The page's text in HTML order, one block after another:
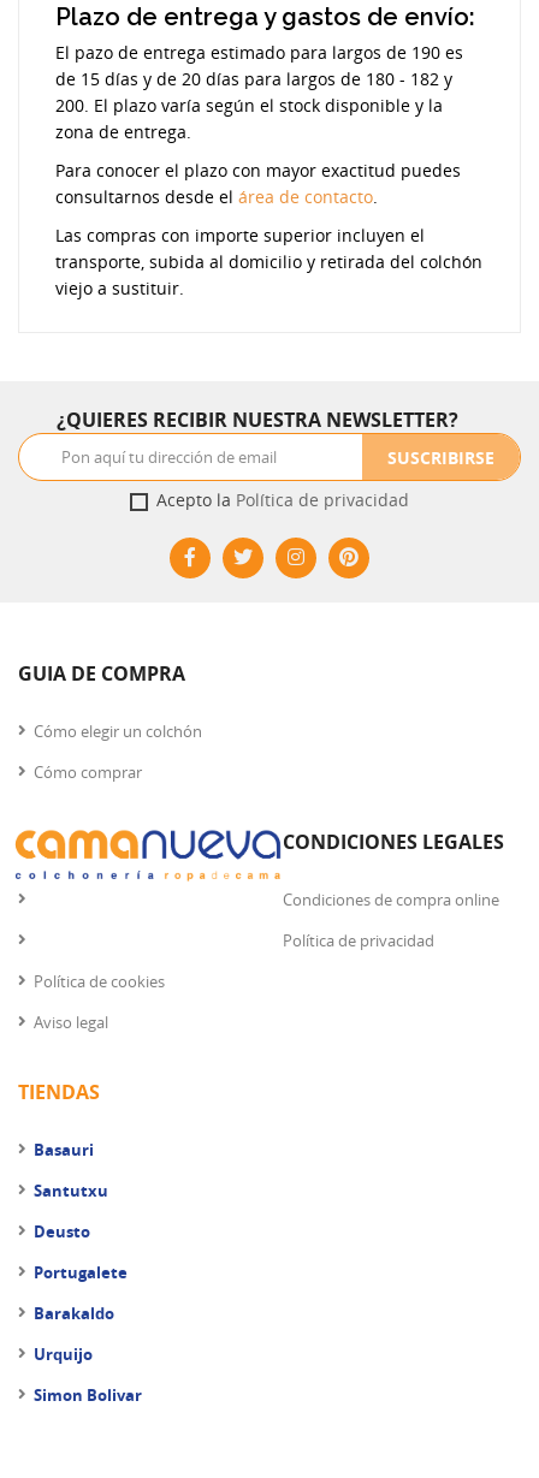
Plazo de entrega y gastos de envío:
El pazo de entrega estimado para largos de 190 es
de 15 días y de 20 días para largos de 180 - 182 y
200. El plazo varía según el stock disponible y la
zona de entrega.
Para conocer el plazo con mayor exactitud puedes
consultarnos desde el área de contacto.
Las compras con importe superior incluyen el
transporte, subida al domicilio y retirada del colchón
viejo a sustituir.
¿QUIERES RECIBIR NUESTRA NEWSLETTER?
SUSCRIBIRSE
Acepto la Política de privacidad
GUIA DE COMPRA
Cómo elegir un colchón
Cómo comprar
CONDICIONES LEGALES
Condiciones de compra online
Política de privacidad
Política de cookies
Aviso legal
TIENDAS
Basauri
Santutxu
Deusto
Portugalete
Barakaldo
Urquijo
Simon Bolivar